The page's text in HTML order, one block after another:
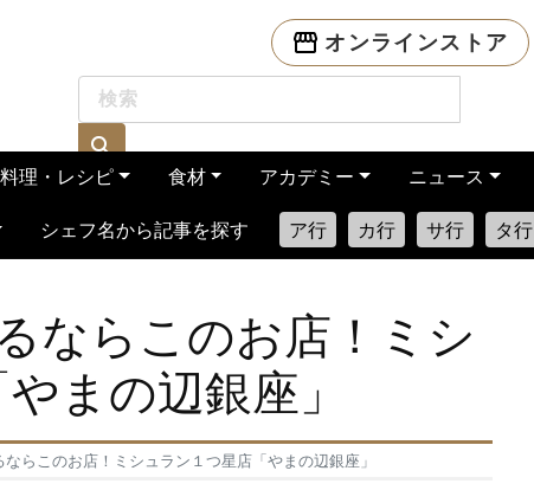
オンラインストア
料理・レシピ 食材 アカデミー ニュース
シェフ名から記事を探す ア行 カ行 サ行 タ行
ならこのお店！ミシ
まの辺銀座」
ならこのお店！ミシュラン１つ星店「やまの辺銀座」